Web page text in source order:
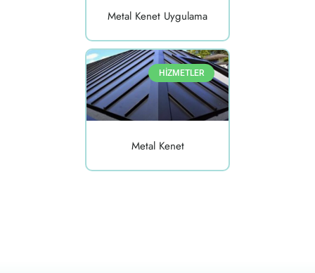
Metal Kenet Uygulama
HİZMETLER
Metal Kenet